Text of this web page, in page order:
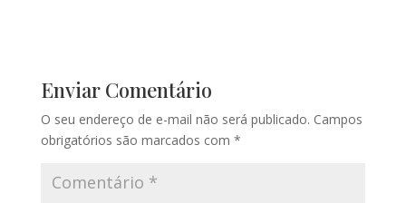
Enviar Comentário
O seu endereço de e-mail não será publicado. Campos
obrigatórios são marcados com *